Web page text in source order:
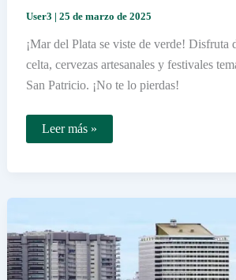
User3 | 25 de marzo de 2025
¡Mar del Plata se viste de verde! Disfruta
celta, cervezas artesanales y festivales
San Patricio. ¡No te lo pierdas!
Qué
actividades
en
Mar
del
Plata
Leer más »